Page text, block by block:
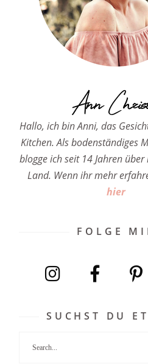
Ann
Hallo, ich bin Anni, das
Kitchen. Als bodenständiges
blogge ich seit 14 Jahren
Land. Wenn ihr mehr
hier
FOLGE
SUCHST DU